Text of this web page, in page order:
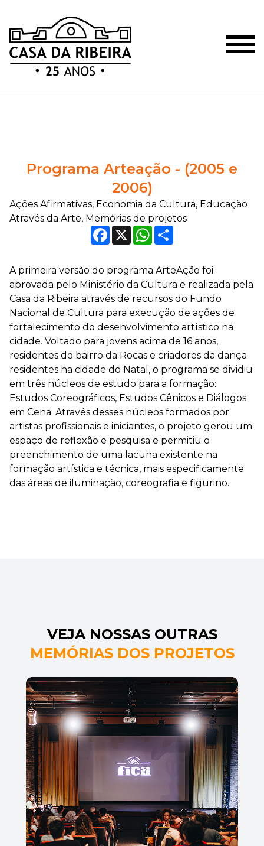
Programa Arteação - (2005 e
2006)
Ações Afirmativas, Economia da Cultura, Educação
Através da Arte, Memórias de projetos
Facebook
X WhatsApp
A primeira versão do programa ArteAção foi
aprovada pelo Ministério da Cultura e realizada pela
Casa da Ribeira através de recursos do Fundo
Nacional de Cultura para execução de ações de
fortalecimento do desenvolvimento artístico na
cidade. Voltado para jovens acima de 16 anos,
residentes do bairro da Rocas e criadores da dança
residentes na cidade do Natal, o programa se dividiu
em três núcleos de estudo para a formação:
Estudos Coreográficos, Estudos Cênicos e Diálogos
em Cena. Através desses núcleos formados por
artistas profissionais e iniciantes, o projeto gerou um
espaço de reflexão e pesquisa e permitiu o
preenchimento de uma lacuna existente na
formação artística e técnica, mais especificamente
das áreas de iluminação, coreografia e figurino.
VEJA NOSSAS OUTRAS
MEMÓRIAS DOS PROJETOS